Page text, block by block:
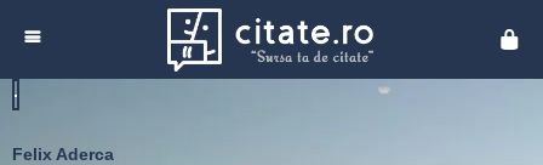
Felix Aderca